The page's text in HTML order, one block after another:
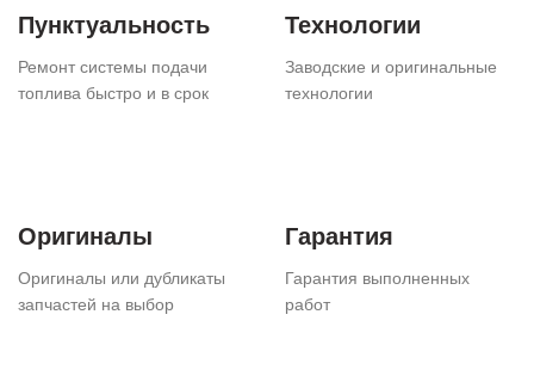
Пунктуальность
Ремонт системы подачи
топлива быстро и в срок
Технологии
Заводские и оригинальные
технологии
Оригиналы
Оригиналы или дубликаты
запчастей на выбор
Гарантия
Гарантия выполненных
работ